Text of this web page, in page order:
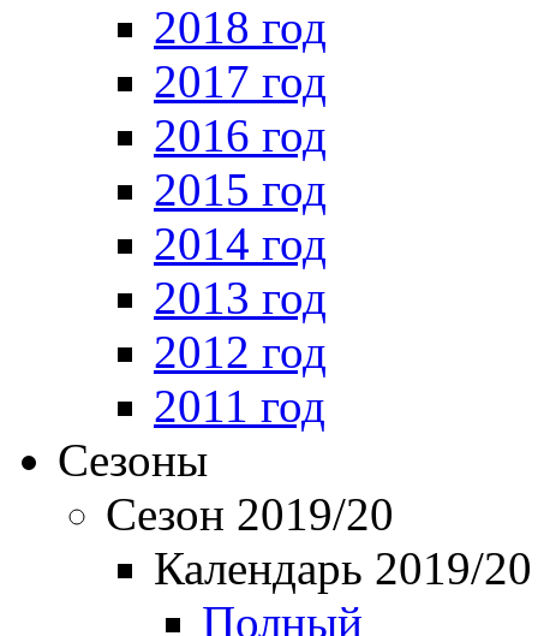
2018 год
2017 год
2016 год
2015 год
2014 год
2013 год
2012 год
2011 год
Сезоны
Сезон 2019/20
Календарь 2019/20
Полный